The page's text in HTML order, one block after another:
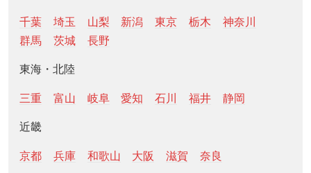
千葉 埼玉 山梨 新潟 東京 栃木
神奈川
群馬
茨城 長野
東海・北陸
三重 富山 岐阜 愛知 石川 福井 静岡
近畿
京都 兵庫 和歌山 大阪 滋賀 奈良